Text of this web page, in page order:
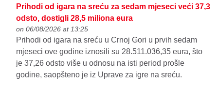
Prihodi od igara na sreću za sedam mjeseci veći 37,3
odsto, dostigli 28,5 miliona eura
on 06/08/2026 at 13:25
Prihodi od igara na sreću u Crnoj Gori u prvih sedam
mjeseci ove godine iznosili su 28.511.036,35 eura, što
je 37,26 odsto više u odnosu na isti period prošle
godine, saopšteno je iz Uprave za igre na sreću.